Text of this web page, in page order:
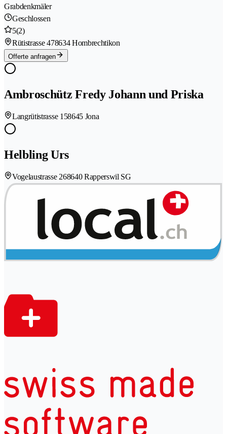
Grabdenkmäler
Geschlossen
5(2)
Rütistrasse 478634 Hombrechtikon
Offerte anfragen
Ambroschütz Fredy Johann und Priska
Langrütistrasse 158645 Jona
Helbling Urs
Vogelaustrasse 268640 Rapperswil SG